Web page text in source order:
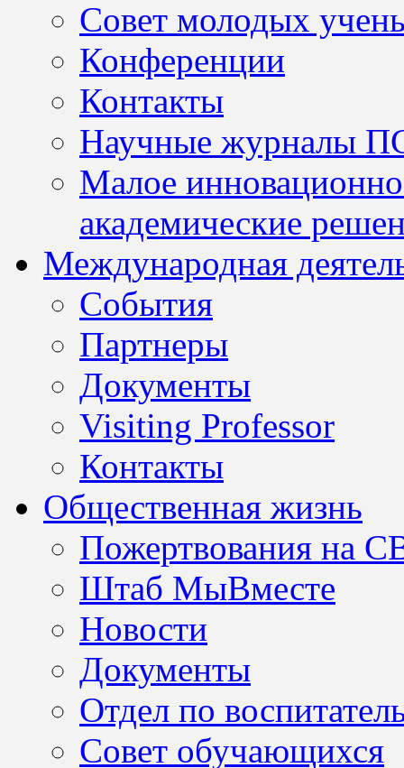
Совет молодых
Конференции
Контакты
Научные журналы
Малое
академические
Международная
События
Партнеры
Документы
Visiting Professor
Контакты
Общественная жизнь
Пожертвования на
Штаб МыВместе
Новости
Документы
Отдел по
Совет обучающихся